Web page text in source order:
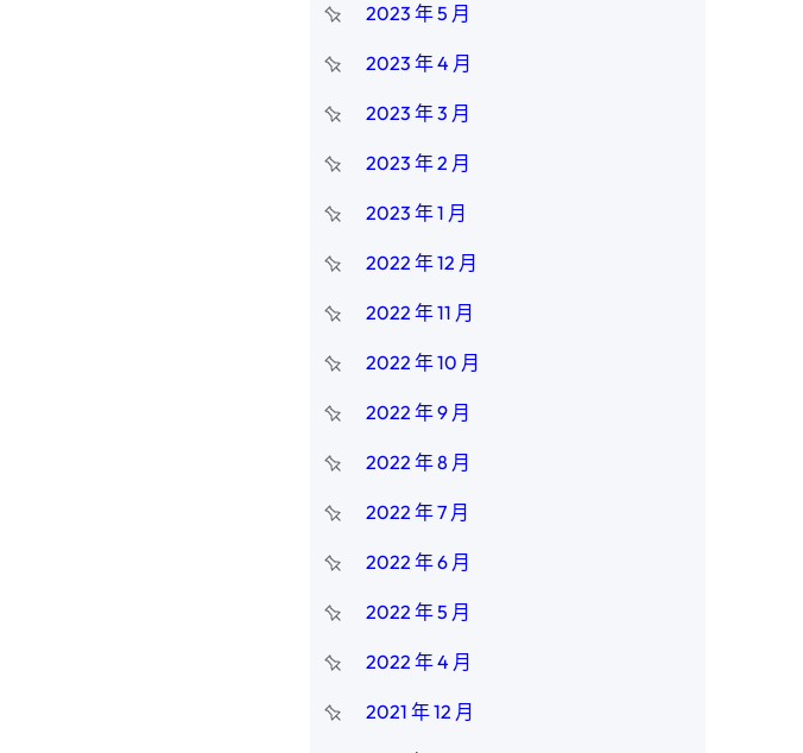
2023 年 5 月
2023 年 4 月
2023 年 3 月
2023 年 2 月
2023 年 1 月
2022 年 12 月
2022 年 11 月
2022 年 10 月
2022 年 9 月
2022 年 8 月
2022 年 7 月
2022 年 6 月
2022 年 5 月
2022 年 4 月
2021 年 12 月